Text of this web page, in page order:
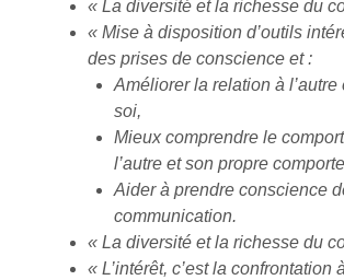
« La diversité et la richesse du
« Mise à disposition d’outils
des prises de conscience et :
Améliorer la relation à
soi,
Mieux comprendre le
l’autre et son propre
Aider à prendre conscience
communication.
« La diversité et la richesse du
« L’intérêt, c’est la confrontation